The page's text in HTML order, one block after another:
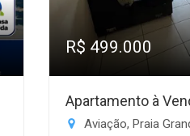
R$ 499.000
Apartamento à
Aviação, Praia